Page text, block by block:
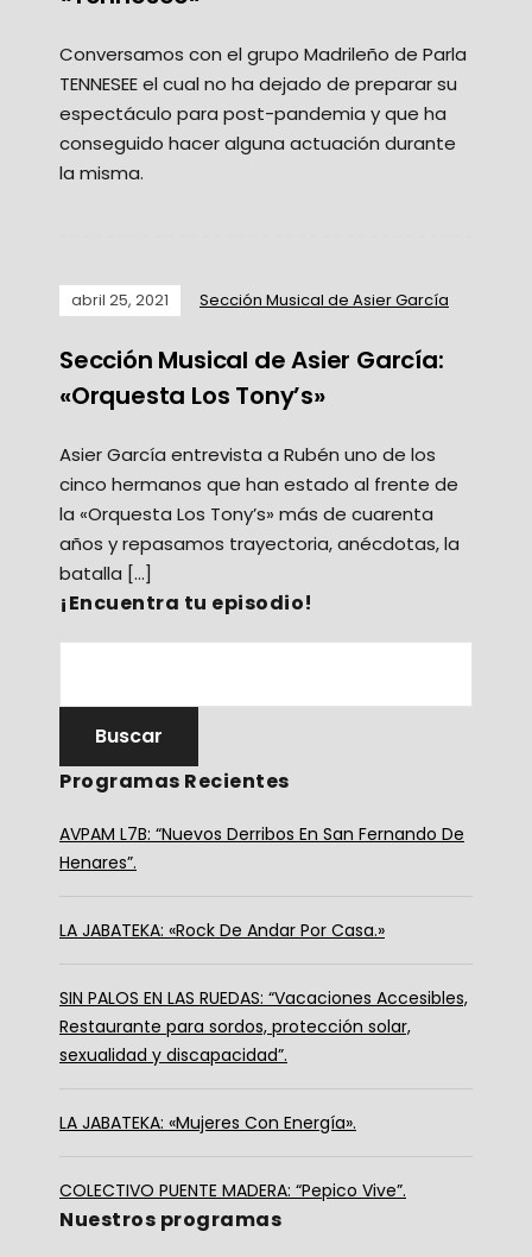
Conversamos con el grupo Madrileño de Parla
TENNESEE el cual no ha dejado de preparar su
espectáculo para post-pandemia y que ha
conseguido hacer alguna actuación durante
la misma.
abril 25, 2021 Sección Musical de Asier García
Sección Musical de Asier García:
«Orquesta Los Tony’s»
Asier García entrevista a Rubén uno de los
cinco hermanos que han estado al frente de
la «Orquesta Los Tony’s» más de cuarenta
años y repasamos trayectoria, anécdotas, la
batalla […]
¡Encuentra tu episodio!
Programas Recientes
AVPAM L7B: “Nuevos Derribos En San Fernando De
Henares”.
LA JABATEKA: «Rock De Andar Por Casa.»
SIN PALOS EN LAS RUEDAS: “Vacaciones Accesibles,
Restaurante para sordos, protección solar,
sexualidad y discapacidad”.
LA JABATEKA: «Mujeres Con Energía».
COLECTIVO PUENTE MADERA: “Pepico Vive”.
Nuestros programas